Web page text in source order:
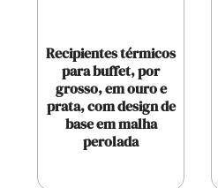
Recipientes térmicos
para buffet, por
grosso, em ouro e
prata, com design de
base em malha
perolada